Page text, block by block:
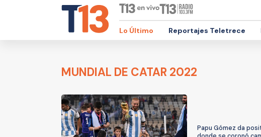
Lo Último Reportajes Teletrece
MUNDIAL DE CATAR 2022
Papu Gómez da